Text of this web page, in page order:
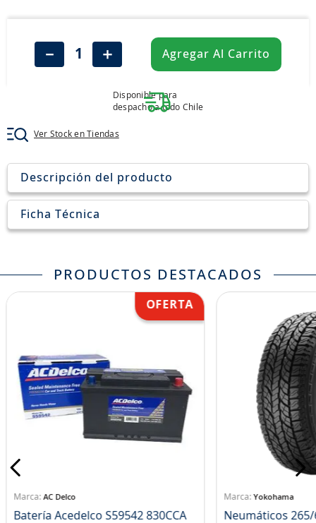
＋
－ Agregar Al Carrito
Disponible para
despacho a todo Chile
Ver Stock en Tiendas
Descripción del producto
Ficha Técnica
PRODUCTOS DESTACADOS
AC Delco
Batería Acedelco S59542 830CCA
Yokohama
Neumáticos 265/
john deere